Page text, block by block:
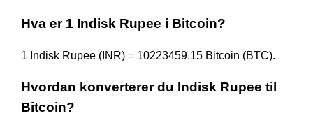
Hva er 1 Indisk Rupee i Bitcoin?
1 Indisk Rupee (INR) = 10223459.15 Bitcoin (BTC).
Hvordan konverterer du Indisk Rupee til
Bitcoin?